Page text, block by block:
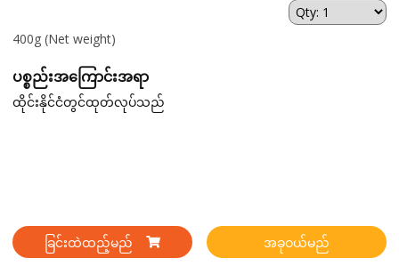
400g (Net weight)
ပစ္စည်းအကြောင်းအရာ
ထိုင်းနိုင်ငံတွင်ထုတ်လုပ်သည်
ခြင်းထဲထည့်မည် အခုဝယ်မည်